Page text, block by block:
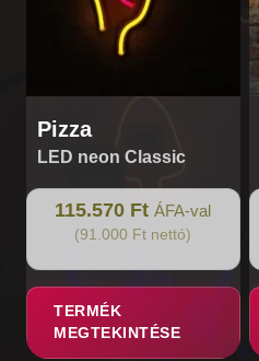
Pizza
LED neon Classic
115.570 Ft ÁFA-val
(91.000 Ft nettó)
TERMÉK
MEGTEKINTÉSE